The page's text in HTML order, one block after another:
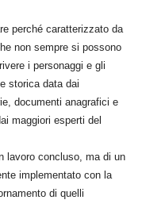
perché caratterizzato da
non sempre si possono
i personaggi e gli
storica data dai
documenti anagrafici e
maggiori esperti del
lavoro concluso, ma di un
implementato con la
di quelli